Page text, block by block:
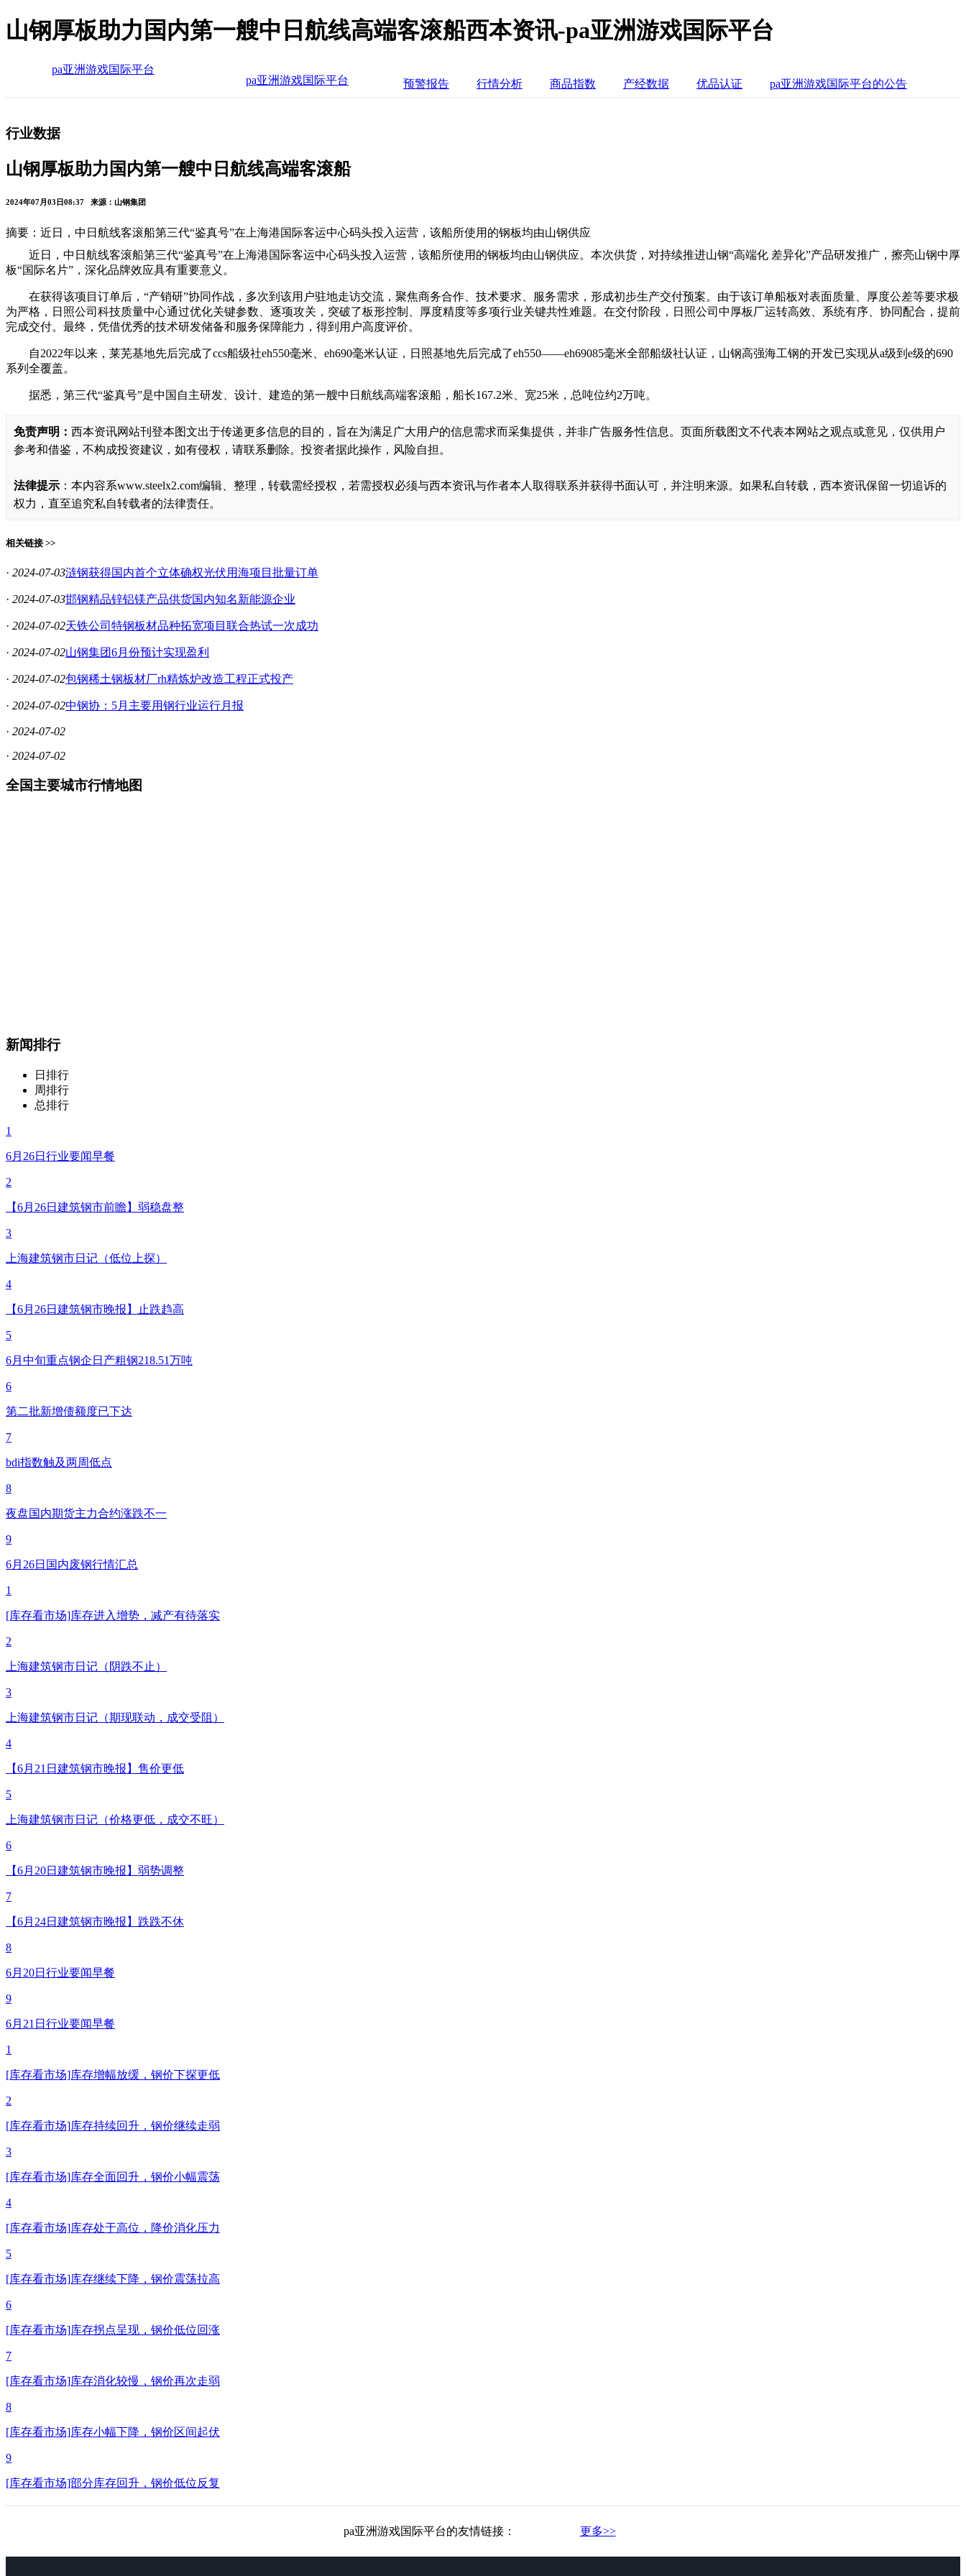
山钢厚板助力国内第一艘中日航线高端客滚船西本资讯-pa亚洲游戏国际平台
pa亚洲游戏国际平台
pa亚洲游戏国际平台
预警报告 行情分析 商品指数 产经数据 优品认证 pa亚洲游戏国际平台的公告
行业数据
山钢厚板助力国内第一艘中日航线高端客滚船
2024年07月03日08:37 来源：山钢集团
摘要：近日，中日航线客滚船第三代“鉴真号”在上海港国际客运中心码头投入运营，该船所使用的钢板均由山钢供应
近日，中日航线客滚船第三代“鉴真号”在上海港国际客运中心码头投入运营，该船所使用的钢板均由山钢供应。本次供货，对持续推进山钢“高端化 差异化”产品研发推广，擦亮山钢中厚
板“国际名片”，深化品牌效应具有重要意义。
在获得该项目订单后，“产销研”协同作战，多次到该用户驻地走访交流，聚焦商务合作、技术要求、服务需求，形成初步生产交付预案。由于该订单船板对表面质量、厚度公差等要求极
为严格，日照公司科技质量中心通过优化关键参数、逐项攻关，突破了板形控制、厚度精度等多项行业关键共性难题。在交付阶段，日照公司中厚板厂运转高效、系统有序、协同配合，提前
完成交付。最终，凭借优秀的技术研发储备和服务保障能力，得到用户高度评价。
自2022年以来，莱芜基地先后完成了ccs船级社eh550毫米、eh690毫米认证，日照基地先后完成了eh550——eh69085毫米全部船级社认证，山钢高强海工钢的开发已实现从a级到e级的690
系列全覆盖。
据悉，第三代“鉴真号”是中国自主研发、设计、建造的第一艘中日航线高端客滚船，船长167.2米、宽25米，总吨位约2万吨。
免责声明： 西本资讯网站刊登本图文出于传递更多信息的目的，旨在为满足广大用户的信息需求而采集提供，并非广告服务性信息。页面所载图文不代表本网站之观点或意见，仅供用户
参考和借鉴，不构成投资建议，如有侵权，请联系删除。投资者据此操作，风险自担。
法律提示 ：本内容系www.steelx2.com编辑、整理，转载需经授权，若需授权必须与西本资讯与作者本人取得联系并获得书面认可，并注明来源。如果私自转载，西本资讯保留一切追诉的
权力，直至追究私自转载者的法律责任。
相关链接 >>
· 2024-07-03涟钢获得国内首个立体确权光伏用海项目批量订单
· 2024-07-03邯钢精品锌铝镁产品供货国内知名新能源企业
· 2024-07-02天铁公司特钢板材品种拓宽项目联合热试一次成功
· 2024-07-02山钢集团6月份预计实现盈利
· 2024-07-02包钢稀土钢板材厂rh精炼炉改造工程正式投产
· 2024-07-02中钢协：5月主要用钢行业运行月报
· 2024-07-02
· 2024-07-02
全国主要城市行情地图
新闻排行
日排行
周排行
总排行
1
6月26日行业要闻早餐
2
【6月26日建筑钢市前瞻】弱稳盘整
3
上海建筑钢市日记（低位上探）
4
【6月26日建筑钢市晚报】止跌趋高
5
6月中旬重点钢企日产粗钢218.51万吨
6
第二批新增债额度已下达
7
bdi指数触及两周低点
8
夜盘国内期货主力合约涨跌不一
9
6月26日国内废钢行情汇总
1
[库存看市场]库存进入增势，减产有待落实
2
上海建筑钢市日记（阴跌不止）
3
上海建筑钢市日记（期现联动，成交受阻）
4
【6月21日建筑钢市晚报】售价更低
5
上海建筑钢市日记（价格更低，成交不旺）
6
【6月20日建筑钢市晚报】弱势调整
7
【6月24日建筑钢市晚报】跌跌不休
8
6月20日行业要闻早餐
9
6月21日行业要闻早餐
1
[库存看市场]库存增幅放缓，钢价下探更低
2
[库存看市场]库存持续回升，钢价继续走弱
3
[库存看市场]库存全面回升，钢价小幅震荡
4
[库存看市场]库存处于高位，降价消化压力
5
[库存看市场]库存继续下降，钢价震荡拉高
6
[库存看市场]库存拐点呈现，钢价低位回涨
7
[库存看市场]库存消化较慢，钢价再次走弱
8
[库存看市场]库存小幅下降，钢价区间起伏
9
[库存看市场]部分库存回升，钢价低位反复
pa亚洲游戏国际平台的友情链接： 更多>>